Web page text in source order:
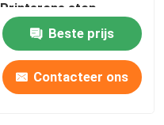
Printerone stop
denture genezen
Beste prijs
Contacteer ons